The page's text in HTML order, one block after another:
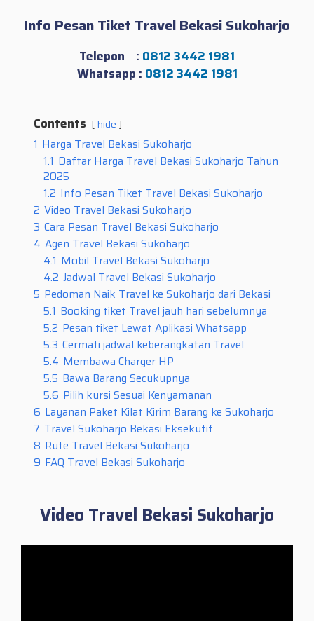
Info Pesan Tiket Travel Bekasi Sukoharjo
Telepon : 0812 3442 1981
Whatsapp : 0812 3442 1981
Contents hide
1 Harga Travel Bekasi Sukoharjo
1.1 Daftar Harga Travel Bekasi Sukoharjo Tahun
2025
1.2 Info Pesan Tiket Travel Bekasi Sukoharjo
2 Video Travel Bekasi Sukoharjo
3 Cara Pesan Travel Bekasi Sukoharjo
4 Agen Travel Bekasi Sukoharjo
4.1 Mobil Travel Bekasi Sukoharjo
4.2 Jadwal Travel Bekasi Sukoharjo
5 Pedoman Naik Travel ke Sukoharjo dari Bekasi
5.1 Booking tiket Travel jauh hari sebelumnya
5.2 Pesan tiket Lewat Aplikasi Whatsapp
5.3 Cermati jadwal keberangkatan Travel
5.4 Membawa Charger HP
5.5 Bawa Barang Secukupnya
5.6 Pilih kursi Sesuai Kenyamanan
6 Layanan Paket Kilat Kirim Barang ke Sukoharjo
7 Travel Sukoharjo Bekasi Eksekutif
8 Rute Travel Bekasi Sukoharjo
9 FAQ Travel Bekasi Sukoharjo
Video Travel Bekasi Sukoharjo